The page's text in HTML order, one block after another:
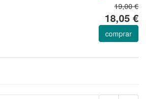
19,00 €
18,05 €
comprar